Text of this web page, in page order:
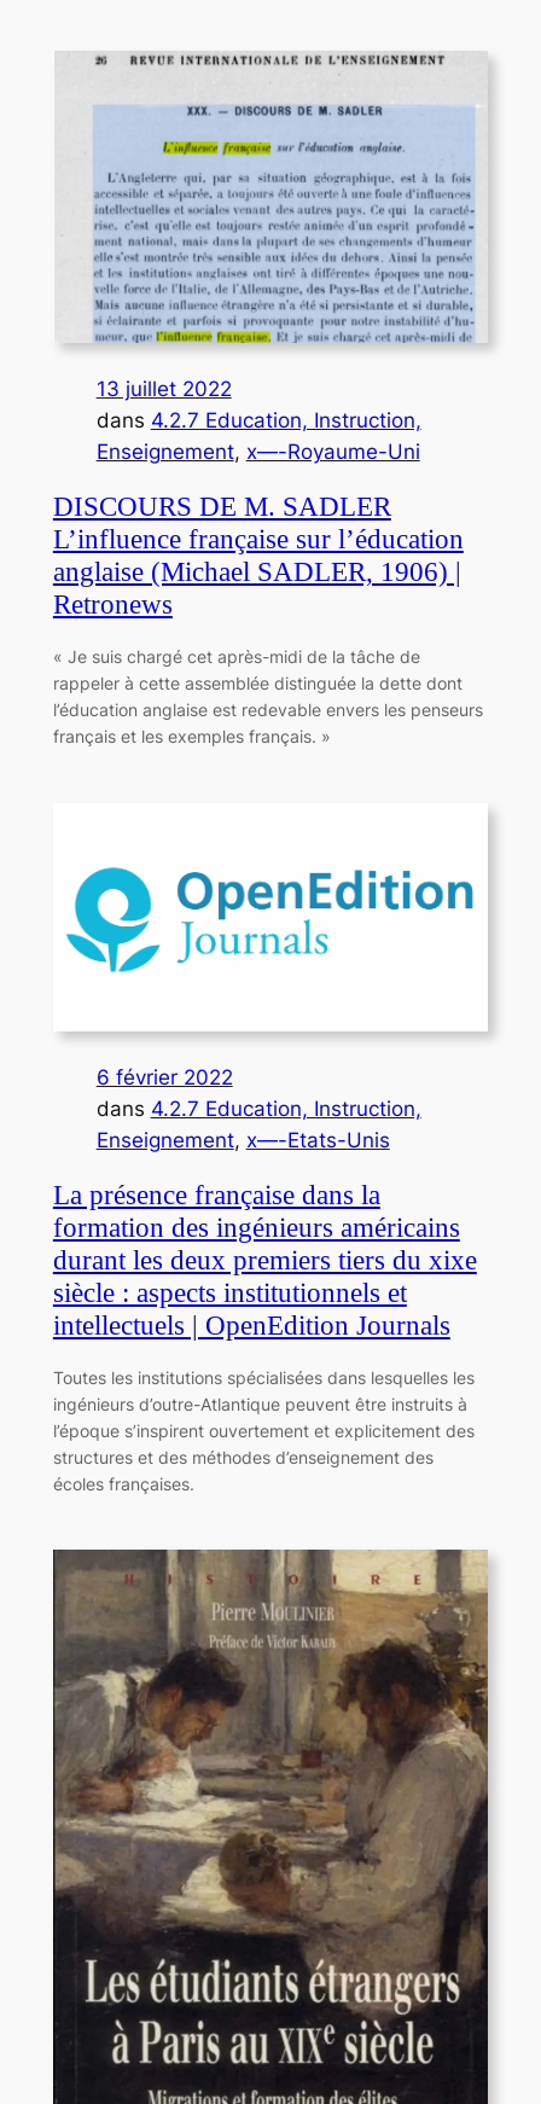
13 juillet 2022
dans 4.2.7 Education, Instruction,
Enseignement, x—-Royaume-Uni
DISCOURS DE M. SADLER
L’influence française sur l’éducation
anglaise (Michael SADLER, 1906) |
Retronews
« Je suis chargé cet après-midi de la tâche de
rappeler à cette assemblée distinguée la dette dont
l’éducation anglaise est redevable envers les penseurs
français et les exemples français. »
6 février 2022
dans 4.2.7 Education, Instruction,
Enseignement, x—-Etats-Unis
La présence française dans la
formation des ingénieurs américains
durant les deux premiers tiers du xixe
siècle : aspects institutionnels et
intellectuels | OpenEdition Journals
Toutes les institutions spécialisées dans lesquelles les
ingénieurs d’outre-Atlantique peuvent être instruits à
l’époque s’inspirent ouvertement et explicitement des
structures et des méthodes d’enseignement des
écoles françaises.